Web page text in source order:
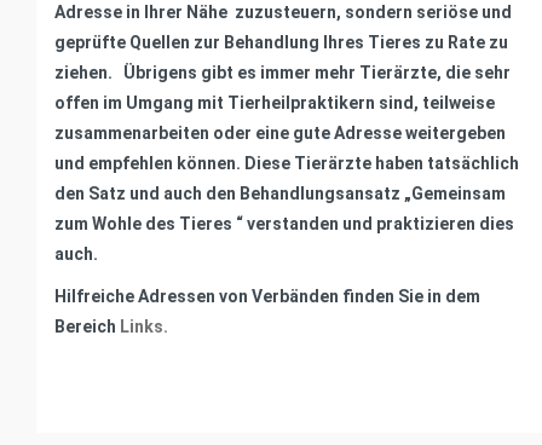
Adresse in Ihrer Nähe zuzusteuern, sondern seriöse und
geprüfte Quellen zur Behandlung Ihres Tieres zu Rate zu
ziehen. Übrigens gibt es immer mehr Tierärzte, die sehr
offen im Umgang mit Tierheilpraktikern sind, teilweise
zusammenarbeiten oder eine gute Adresse weitergeben
und empfehlen können. Diese Tierärzte haben tatsächlich
den Satz und auch den Behandlungsansatz „Gemeinsam
zum Wohle des Tieres “ verstanden und praktizieren dies
auch.
Hilfreiche Adressen von Verbänden finden Sie in dem
Bereich Links.